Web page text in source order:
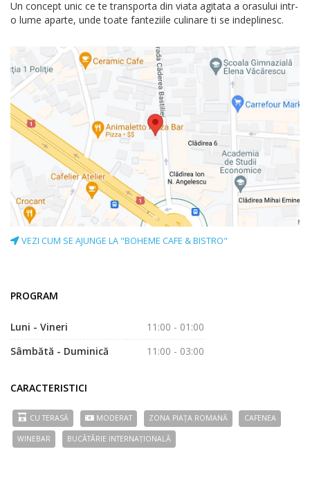
Un concept unic ce te transporta din viata agitata a orasului intr-
o lume aparte, unde toate fanteziile culinare ti se indeplinesc.
VEZI CUM SE AJUNGE LA "BOHEME CAFE & BISTRO"
PROGRAM
Luni - Vineri
11:00 - 01:00
Sâmbătă - Duminică
11:00 - 03:00
CARACTERISTICI
CU TERASĂ MODERAT ZONA PIAȚA ROMANĂ CAFENEA
WINEBAR BUCÃTÃRIE INTERNAȚIONALĂ